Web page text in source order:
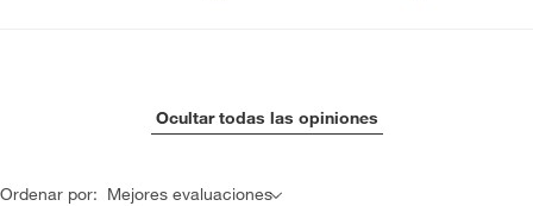
Ocultar todas las opiniones
Ordenar por: Mejores evaluaciones